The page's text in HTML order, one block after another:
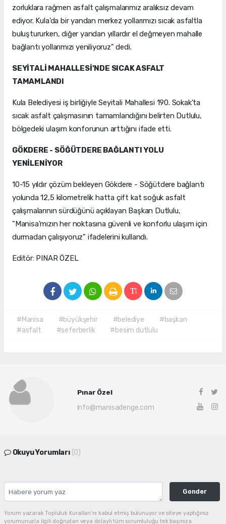
zorluklara rağmen asfalt çalışmalarımız aralıksız devam
ediyor. Kula'da bir yandan merkez yollarımızı sıcak asfaltla
buluştururken, diğer yandan yıllardır el değmeyen mahalle
bağlantı yollarımızı yeniliyoruz" dedi.
SEYİTALİ MAHALLESİ'NDE SICAK ASFALT
TAMAMLANDI
Kula Belediyesi iş birliğiyle Seyitali Mahallesi 190. Sokak'ta
sıcak asfalt çalışmasının tamamlandığını belirten Dutlulu,
bölgedeki ulaşım konforunun arttığını ifade etti.
GÖKDERE - SÖĞÜTDERE BAĞLANTI YOLU
YENİLENİYOR
10-15 yıldır çözüm bekleyen Gökdere - Söğütdere bağlantı
yolunda 12,5 kilometrelik hatta çift kat soğuk asfalt
çalışmalarının sürdüğünü açıklayan Başkan Dutlulu,
"Manisa'mızın her noktasına güvenli ve konforlu ulaşım için
durmadan çalışıyoruz" ifadelerini kullandı.
Editör: PINAR ÖZEL
#Manisa #büyükşehir #belediye
#başkan
#asfalt
#seferberlik #besim dutlulu
Pınar Özel
info@manisadenge.com
Okuyu Yorumları (0)
Gonder
Yorum yazarak Topluluk Kuralları’nı kabul etmiş bulunuyor ve siteye yaptığınız
yorumunuzla ilgili doğrudan veya dolaylı tüm sorumluluğu tek başınıza